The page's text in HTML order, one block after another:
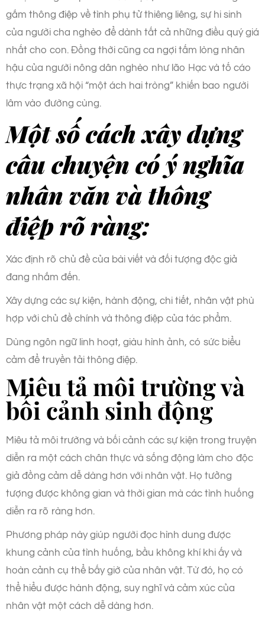
gắm thông điệp về tình phụ tử thiêng liêng, sự hi sinh
của người cha nghèo để dành tất cả những điều quý giá
nhất cho con. Đồng thời cũng ca ngợi tấm lòng nhân
hậu của người nông dân nghèo như lão Hạc và tố cáo
thực trạng xã hội “một ách hai tròng” khiến bao người
lâm vào đường cùng.
Một số cách xây dựng
câu chuyện có ý nghĩa
nhân văn và thông
điệp rõ ràng:
Xác định rõ chủ đề của bài viết và đối tượng độc giả
đang nhắm đến.
Xây dựng các sự kiện, hành động, chi tiết, nhân vật phù
hợp với chủ đề chính và thông điệp của tác phẩm.
Dùng ngôn ngữ linh hoạt, giàu hình ảnh, có sức biểu
cảm để truyền tải thông điệp.
Miêu tả môi trường và
bối cảnh sinh động
Miêu tả môi trường và bối cảnh các sự kiện trong truyện
diễn ra một cách chân thực và sống động làm cho độc
giả đồng cảm dễ dàng hơn với nhân vật. Họ tưởng
tượng được không gian và thời gian mà các tình huống
diễn ra rõ ràng hơn.
Phương pháp này giúp người đọc hình dung được
khung cảnh của tình huống, bầu không khí khi ấy và
hoàn cảnh cụ thể bấy giờ của nhân vật. Từ đó, họ có
thể hiểu được hành động, suy nghĩ và cảm xúc của
nhân vật một cách dễ dàng hơn.